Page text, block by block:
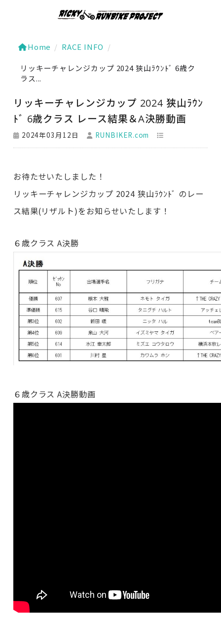
Home / RACE INFO /
リッキーチャレンジカップ 2024 狭山ﾗｳﾝﾄﾞ 6歳ク
ラス...
リッキーチャレンジカップ 2024 狭山ﾗｳﾝ
ﾄﾞ 6歳クラス レース結果＆A決勝動画
2024年03月12日 RUNBIKER.com
お待たせいたしました！
リッキーチャレンジカップ 2024 狭山ﾗｳﾝﾄﾞ のレー
ス結果(リザルト)をお知らせいたします！
６歳クラス A決勝
６歳クラス A決勝動画